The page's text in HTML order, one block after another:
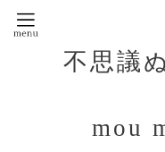
不思議
mou